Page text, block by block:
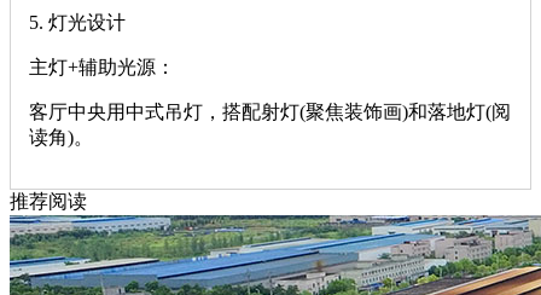
‌5. 灯光设计‌
‌主灯+辅助光源‌：
客厅中央用中式吊灯，搭配射灯(聚焦装饰画)和落地灯(阅
读角)。
推荐阅读